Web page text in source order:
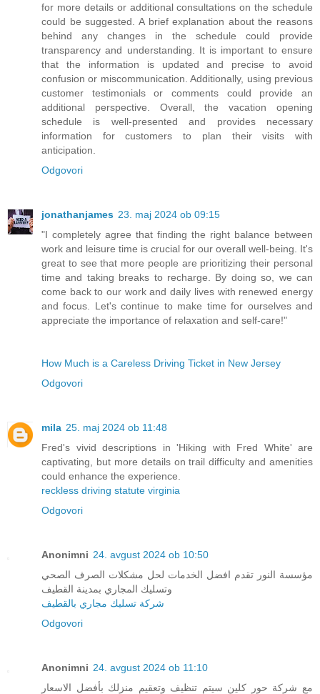
for more details or additional consultations on the schedule
could be suggested. A brief explanation about the reasons
behind any changes in the schedule could provide
transparency and understanding. It is important to ensure
that the information is updated and precise to avoid
confusion or miscommunication. Additionally, using previous
customer testimonials or comments could provide an
additional perspective. Overall, the vacation opening
schedule is well-presented and provides necessary
information for customers to plan their visits with
anticipation.
Odgovori
jonathanjames 23. maj 2024 ob 09:15
"I completely agree that finding the right balance between
work and leisure time is crucial for our overall well-being. It's
great to see that more people are prioritizing their personal
time and taking breaks to recharge. By doing so, we can
come back to our work and daily lives with renewed energy
and focus. Let's continue to make time for ourselves and
appreciate the importance of relaxation and self-care!"
How Much is a Careless Driving Ticket in New Jersey
Odgovori
mila 25. maj 2024 ob 11:48
Fred's vivid descriptions in 'Hiking with Fred White' are
captivating, but more details on trail difficulty and amenities
could enhance the experience.
reckless driving statute virginia
Odgovori
Anonimni 24. avgust 2024 ob 10:50
مؤسسة النور تقدم افضل الخدمات لحل مشكلات الصرف الصحي
وتسليك المجاري بمدينة القطيف
شركة تسليك مجاري بالقطيف
Odgovori
Anonimni 24. avgust 2024 ob 11:10
مع شركة حور كلين سيتم تنظيف وتعقيم منزلك بأفضل الاسعار